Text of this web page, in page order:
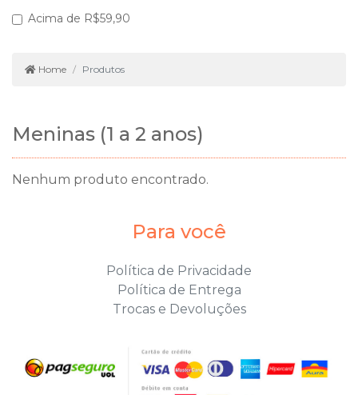
Acima de R$59,90
Home Produtos
Meninas (1 a 2 anos)
Nenhum produto encontrado.
Para você
Política de Privacidade
Política de Entrega
Trocas e Devoluções